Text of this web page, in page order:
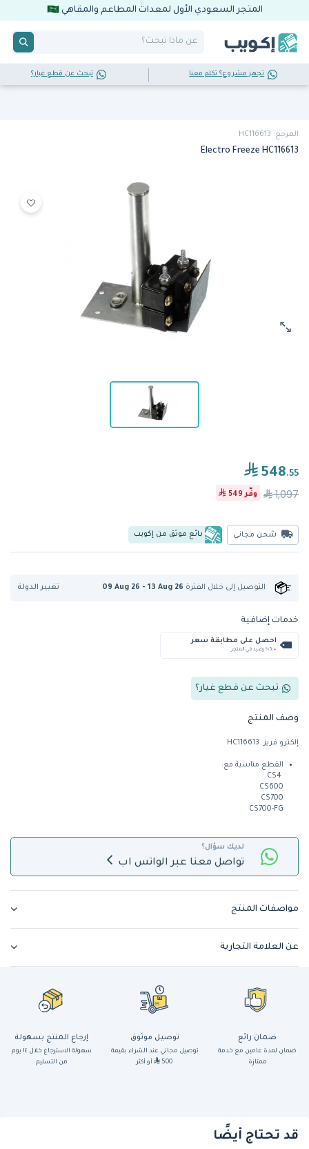
المتجر السعودي الأول لمعدات المطاعم والمقاهي
تجهز مشروع؟ تكلم معنا تبحث عن قطع غيار؟
المرجع: HC116613
Electro Freeze HC116613
548.55
1,097 وفّر 549
شحن مجاني بائع موثق من إكويب
التوصيل إلى خلال الفترة 09 Aug 26 - 13 Aug 26 تغيير الدولة
خدمات إضافية
احصل على مطابقة سعر
+ %5 رصيد في المتجر
تبحث عن قطع غيار؟
وصف المنتج
إلكترو فريز HC116613
القطع مناسبة مع:
CS600
CS700
CS700-FG
لديك سؤال؟
تواصل معنا عبر الواتس اب
مواصفات المنتج
عن العلامة التجارية
ضمان رائع
ضمان لمدة عامين مع خدمة
ممتازة
توصيل موثوق
توصيل مجاني عند الشراء بقيمة
500
أو أكثر
إرجاع المنتج بسهولة
سهولة الاسترجاع خلال ١٤ يوم
من التسليم
قد تحتاج أيضًا